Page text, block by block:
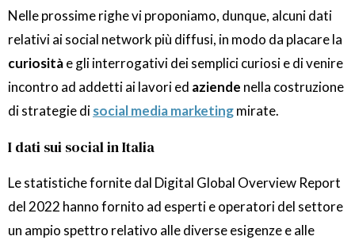
Nelle prossime righe vi proponiamo, dunque, alcuni dati
relativi ai social network più diffusi, in modo da placare la
curiositàe gli interrogativi dei semplici curiosi e di venire
incontro ad addetti ai lavori ed aziende nella costruzione
di strategie disocial media marketingmirate.
I dati sui social in Italia
Le statistiche fornite dal Digital Global Overview Report
del 2022 hanno fornito ad esperti e operatori del settore
un ampio spettro relativo alle diverse esigenze e alle